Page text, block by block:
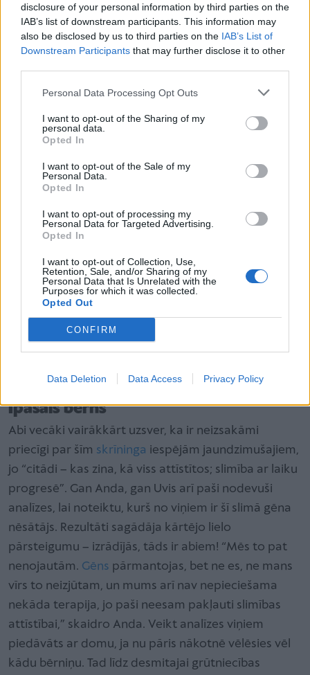
disclosure of your personal information by third parties on the
IAB’s list of downstream participants. This information may
also be disclosed by us to third parties on the IAB’s List of
Downstream Participants that may further disclose it to other
Personal Data Processing Opt Outs
I want to opt-out of the Sharing of my
personal data.
Opted In
I want to opt-out of the Sale of my
Personal Data.
Opted In
I want to opt-out of processing my
Personal Data for Targeted Advertising.
Opted In
I want to opt-out of Collection, Use,
Retention, Sale, and/or Sharing of my
Personal Data that Is Unrelated with the
Purposes for which it was collected.
Opted Out
CONFIRM
Data Deletion Data Access Privacy Policy
iepriekšējā vakara nedrīkst ne ēst, ne dzert, tiek
ņemtas asinis analīzēm, veiktas pārbaudes. Katru
reizi neirologs Mikus Dīriks, kura uzraudzībā ir mūsu
meita, izvērtē, kā viņa prot piecelties no guļus
pozīcijas, kā veic palēcienus un tamlīdzīgi. Un tad
vienos tiek veikta injekcija. Mājās varam doties ap
četriem pēcpusdienā, kad meita paēdusi un viņu
apskatījis ārsts.”
Īpašais bērns
Abi vecāki vairākkārt uzsver, ka ir neizsakāmi
priecīgi par šīm skrīninga iespējām jaundzimušajiem,
jo “citādi – kas zina, kā viss attīstītos; slimība ar laiku
progresē”. Gan Anda, gan Uvis arī paši nodevuši
analīzes, lai noteiktu, kurš no viņiem ir šī slimā gēna
nēsātājs. Rezultāti sagādāja kārtējo lielo
pārsteigumu – izrādījās, tāds ir abiem! “Mēs to pat
nenojautām. Gēns pārmantojas, bet ne es, ne mans
vīrs to neizjūtam, un mums arī nav nepieciešama
nekāda terapija, jo paši neesam pakļauti slimības
attīstībai,” skaidro Anda. Veikt analīzes viņiem
piedāvāts ar domu, ja nu pāris nākotnē vēlēsies vēl
kādu bērniņu. Tad līdz desmitajai grūtniecības